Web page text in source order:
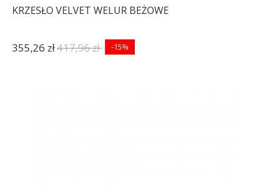
KRZESŁO VELVET WELUR BEŻOWE
355,26 zł417,96 zł -15%